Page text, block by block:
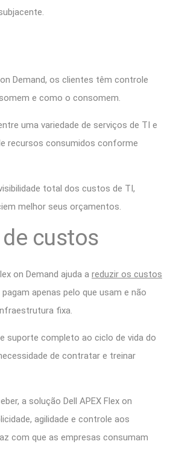
Demand, os clientes têm controle
e como o consomem.
uma variedade de serviços de TI e
recursos consumidos conforme
total dos custos de TI,
melhor seus orçamentos.
custos
on Demand ajuda a reduzir os custos
apenas pelo que usam e não
fixa.
suporte completo ao ciclo de vida do
de contratar e treinar
a solução Dell APEX Flex on
agilidade e controle aos
com que as empresas consumam